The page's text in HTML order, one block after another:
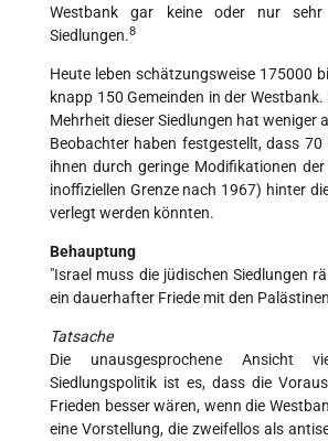
Westbank gar keine oder nur sehr
Siedlungen.8
Heute leben schätzungsweise 175000
knapp 150 Gemeinden in der
Mehrheit dieser Siedlungen hat weniger
Beobachter haben festgestellt, dass
ihnen durch geringe Modifikationen
inoffiziellen Grenze nach 1967) hinter
verlegt werden könnten.
Behauptung
"Israel muss die jüdischen Siedlungen
ein dauerhafter Friede mit den
Tatsache
Die unausgesprochene Ansicht
Siedlungspolitik ist es, dass die
Frieden besser wären, wenn die
eine Vorstellung, die zweifellos als